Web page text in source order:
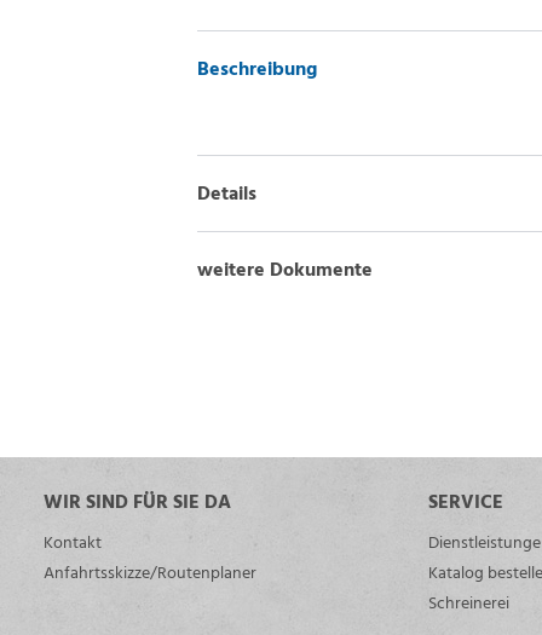
Beschreibung
Details
weitere Dokumente
WIR SIND FÜR SIE DA
Kontakt
Anfahrtsskizze/Routenplaner
SERVICE
Katalog
Schreinerei